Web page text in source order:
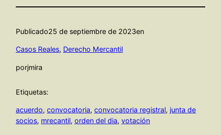
Publicado25 de septiembre de 2023en
Casos Reales, Derecho Mercantil
porjmira
Etiquetas:
acuerdo, convocatoria, convocatoria registral, junta de
socios, mrecantil, orden del dia, votación